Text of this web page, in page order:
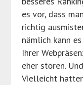
es vor, dass
richtig
nämlich kann
Ihrer
eher stören.
Vielleicht